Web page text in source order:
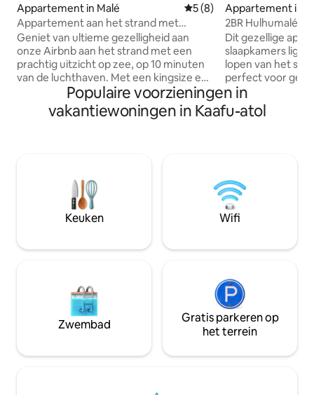
Appartement in Malé Gemiddelde beoordeling
5 (8)
Appartement aan het strand met
uitzicht op zee
Geniet van ultieme gezelligheid aan
onze Airbnb aan het strand met een
prachtig uitzicht op zee, op 10 minuten
van de luchthaven. Met een kingsize en
tweepersoonsslaapkamer, gratis wifi en
schilderachtige schoonheid is dit het
perfecte toevluchtsoord aan zee.
boekingsreferentie voor
immigratiedoeleinden uit te geven. Voel
je vrij om, indien nodig, na het voltooien
van je reservering de referentie aan te
immigratiegebruik is.**
Appartement in
2BR Hulhumalé
minuten lopen
Dit gezellige
slaapkamers ligt
lopen van het
perfect voor
tot 5 personen. Beide slaapkamers
hebben een
ook een
10 minuten
is voor
Ingericht met
airconditioning,
verblijf
Populaire voorzieningen in
vakantiewoningen in Kaafu-atol
Keuken Wifi
Zwembad
Gratis parkeren op
het terrein